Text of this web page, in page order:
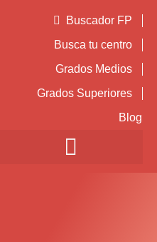
Buscador FP
Busca tu centro
Grados Medios
Grados Superiores
Blog